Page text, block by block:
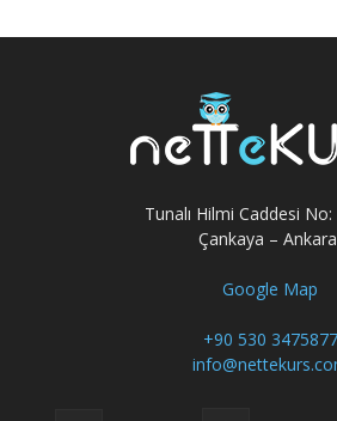
Tunalı Hilmi Caddesi
Çankaya – Ankara
Google Map
+90 530 3475877